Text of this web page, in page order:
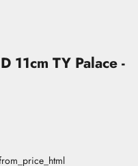
11cm TY Palace -